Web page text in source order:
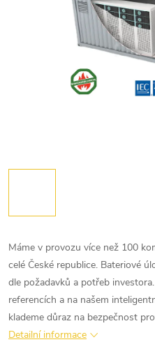
Máme v provozu více než 100
celé České republice. Bateriové
dle požadavků a potřeb
referencích a na našem
klademe důraz na bezpečnost
Detailní informace